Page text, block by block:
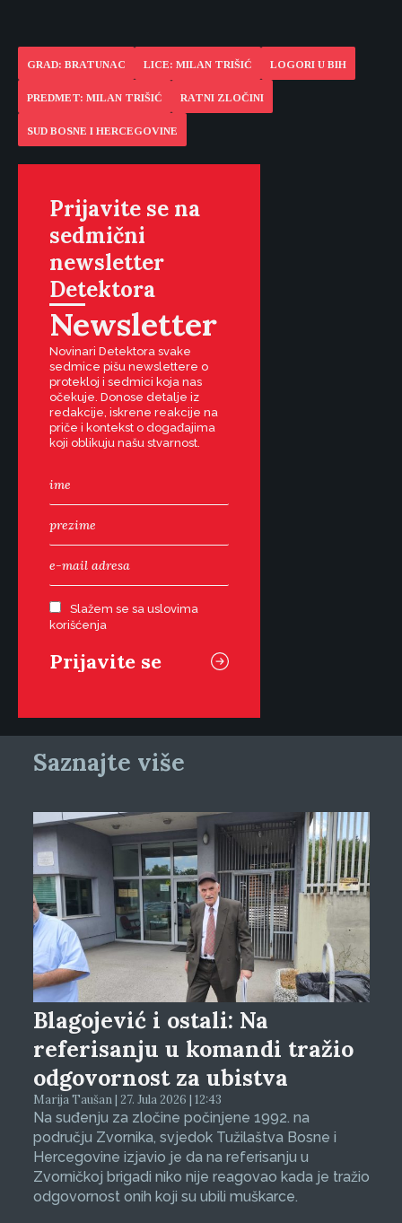
GRAD: BRATUNAC LICE: MILAN TRIŠIĆ LOGORI U BIH
PREDMET: MILAN TRIŠIĆ RATNI ZLOČINI
SUD BOSNE I HERCEGOVINE
Prijavite se na
sedmični
newsletter
Detektora
Newsletter
Novinari Detektora svake
sedmice pišu newslettere o
protekloj i sedmici koja nas
očekuje. Donose detalje iz
redakcije, iskrene reakcije na
priče i kontekst o događajima
koji oblikuju našu stvarnost.
Slažem se sa uslovima
korišćenja
Saznajte više
Blagojević i ostali: Na
referisanju u komandi tražio
odgovornost za ubistva
Marija Taušan | 27. Jula 2026 | 12:43
Na suđenju za zločine počinjene 1992. na
području Zvornika, svjedok Tužilaštva Bosne i
Hercegovine izjavio je da na referisanju u
Zvorničkoj brigadi niko nije reagovao kada je tražio
odgovornost onih koji su ubili muškarce.